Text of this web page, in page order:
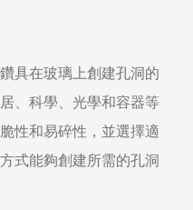
產品展示
具在玻璃上創建孔洞的
、科學、光學和容器等
性和易碎性，並選擇適
式能夠創建所需的孔洞